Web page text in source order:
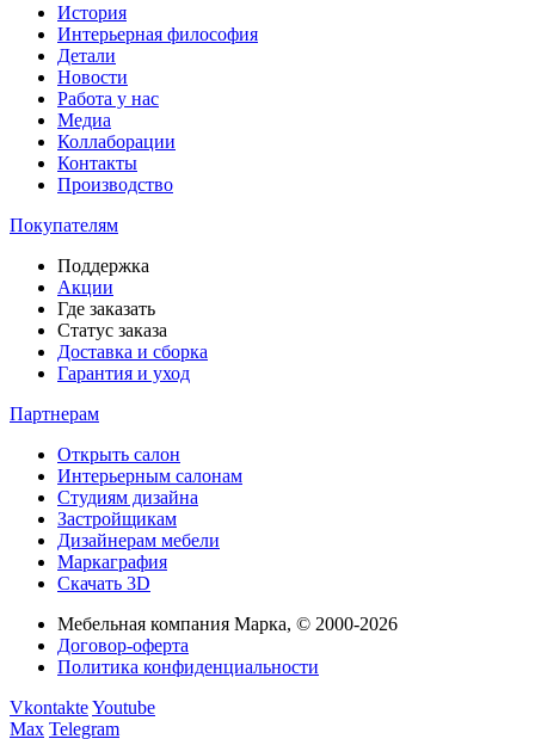
История
Интерьерная философия
Детали
Новости
Работа у нас
Медиа
Коллаборации
Контакты
Производство
Покупателям
Поддержка
Акции
Где заказать
Статус заказа
Доставка и сборка
Гарантия и уход
Партнерам
Открыть салон
Интерьерным салонам
Студиям дизайна
Застройщикам
Дизайнерам мебели
Маркаграфия
Скачать 3D
Мебельная компания Марка, © 2000-2026
Договор-оферта
Политика конфиденциальности
VkontakteYoutube
Max Telegram